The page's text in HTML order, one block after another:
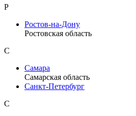
Р
Ростов-на-Дону
Ростовская область
С
Самара
Самарская область
Санкт-Петербург
С